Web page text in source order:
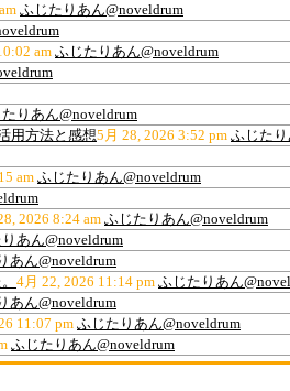
ふじたりあん@noveldrum
am ふじたりあん@noveldrum
りあん@noveldrum
用方法と感想5月 28, 2026 3:52 pm ふじた
am ふじたりあん@noveldrum
2026 8:24 amふじたりあん@noveldrum
あん@noveldrum
あん@noveldrum
4月 22, 2026 11:14 pm ふじたりあん
あん@noveldrum
11:07 pm ふじたりあん@noveldrum
ふじたりあん@noveldrum